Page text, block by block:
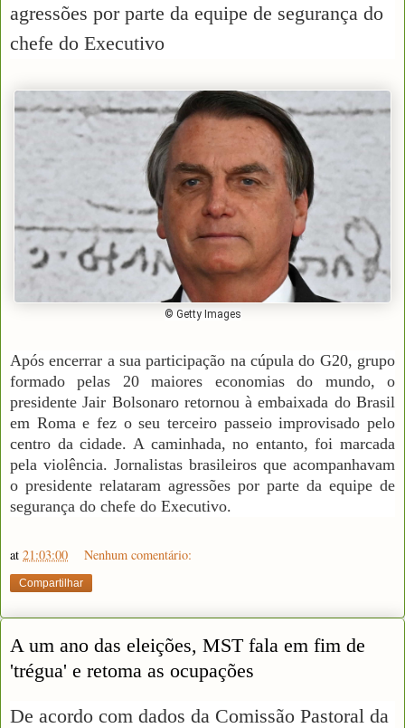
agressões por parte da equipe de segurança do
chefe do Executivo
© Getty Images
Após encerrar a sua participação na cúpula do G20, grupo
formado pelas 20 maiores economias do mundo, o
presidente Jair Bolsonaro retornou à embaixada do Brasil
em Roma e fez o seu terceiro passeio improvisado pelo
centro da cidade. A caminhada, no entanto, foi marcada
pela violência. Jornalistas brasileiros que acompanhavam
o presidente relataram agressões por parte da equipe de
segurança do chefe do Executivo.
at 21:03:00 Nenhum comentário:
Compartilhar
A um ano das eleições, MST fala em fim de
'trégua' e retoma as ocupações
De acordo com dados da Comissão Pastoral da